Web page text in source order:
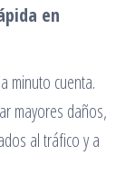
en
minuto cuenta.
mayores daños,
al tráfico y a